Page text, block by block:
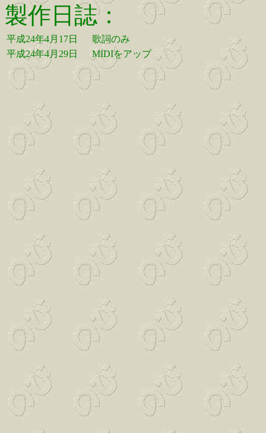
製作日誌：
平成24年4月17日
歌詞のみ
平成24年4月29日
MIDIをアップ